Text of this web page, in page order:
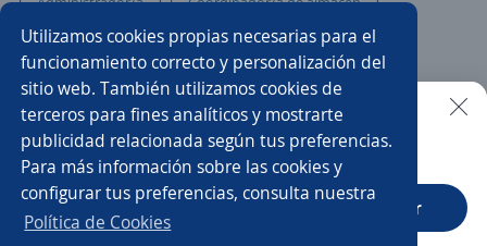
Utilizamos cookies propias necesarias para el
funcionamiento correcto y personalización del
sitio web. También utilizamos cookies de
terceros para fines analíticos y mostrarte
publicidad relacionada según tus preferencias.
Para más información sobre las cookies y
configurar tus preferencias, consulta nuestra
Política de Cookies
Supervisor/a de producción Auxiliar operativo
Coordinador contable Gerente de planta
Ejecutivo/a telefónico Comercial financiero
Director/a Asesor/a comercial punto de venta
Buscar es más fácil en la app
CT App Abrir